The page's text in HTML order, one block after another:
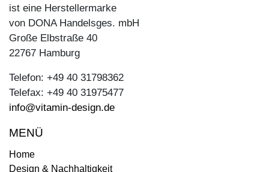
ist eine Herstellermarke
von DONA Handelsges. mbH
Große Elbstraße 40
22767 Hamburg
Telefon: +49 40 31798362
Telefax: +49 40 31975477
info@vitamin-design.de
MENÜ
Home
Design & Nachhaltigkeit